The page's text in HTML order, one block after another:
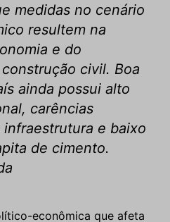
medidas no cenário
resultem na
e do
civil. Boa
ainda possui alto
carências
e baixo
de cimento.
econômica que afeta